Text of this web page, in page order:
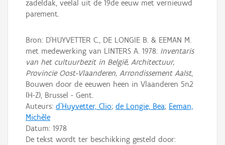
zadeldak, veelal uit de 19de eeuw met vernieuwd
parement.
Bron: D'HUYVETTER C., DE LONGIE B. & EEMAN M.
met medewerking van LINTERS A. 1978: Inventaris
van het cultuurbezit in België, Architectuur,
Provincie Oost-Vlaanderen, Arrondissement Aalst,
Bouwen door de eeuwen heen in Vlaanderen 5n2
(H-Z), Brussel - Gent.
Auteurs: d'Huyvetter, Clio; de Longie, Bea; Eeman,
Michèle
Datum: 1978
De tekst wordt ter beschikking gesteld door: